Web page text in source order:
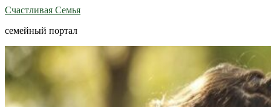
Счастливая Семья
семейный портал